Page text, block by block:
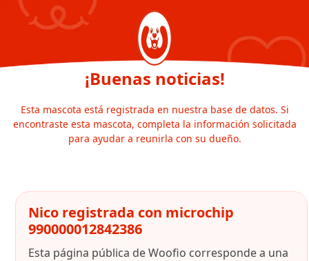
¡Buenas noticias!
Esta mascota está registrada en nuestra base de datos. Si
encontraste esta mascota, completa la información solicitada
para ayudar a reunirla con su dueño.
Nico registrada con microchip
990000012842386
Esta página pública de Woofio corresponde a una